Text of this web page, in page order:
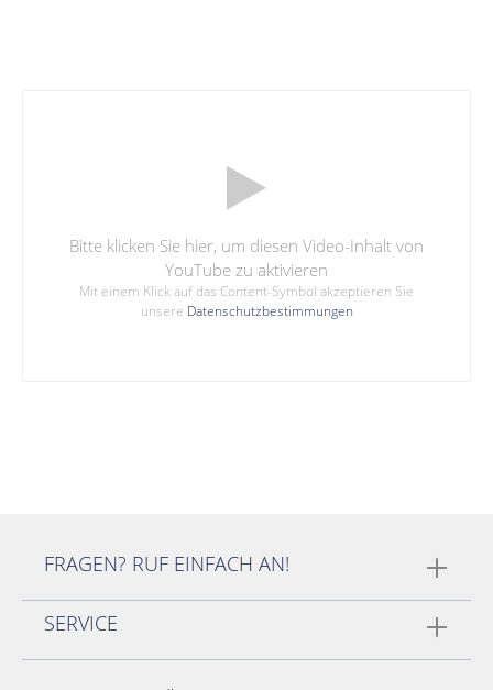
Bitte klicken Sie hier, um diesen Video-Inhalt von
YouTube zu aktivieren
Mit einem Klick auf das Content-Symbol akzeptieren Sie
unsere Datenschutzbestimmungen
FRAGEN? RUF EINFACH AN!
SERVICE